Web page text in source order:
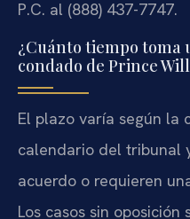
P.C. al (888) 437-7747.
¿Cuánto tiempo toma
condado de Prince
El plazo varía según la
calendario del tribunal
acuerdo o requieren
Los casos sin